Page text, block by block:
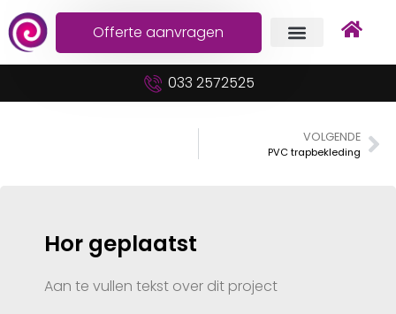
Offerte aanvragen
033 2572525
VOLGENDE
PVC trapbekleding
Hor geplaatst
Aan te vullen tekst over dit project